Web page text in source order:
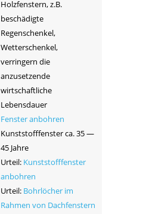
Holzfenstern, z.B.
beschädigte
Regenschenkel,
Wetterschenkel,
verringern die
anzusetzende
wirtschaftliche
Lebensdauer
Fenster anbohren
Kunststofffenster ca. 35 —
45 Jahre
Urteil: Kunststofffenster
anbohren
Urteil: Bohrlöcher im
Rahmen von Dachfenstern